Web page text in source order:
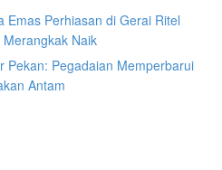
Emas Perhiasan di Gerai Ritel
Naik
Pekan: Pegadaian Memperbarui
Antam